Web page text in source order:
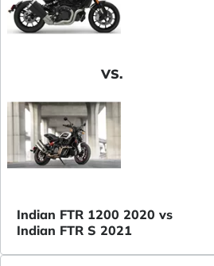
VS.
Indian FTR 1200 2020 vs
Indian FTR S 2021